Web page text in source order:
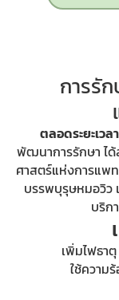
การรั
ตลอดระยะเวล
พัฒนาการรักษา ไ
ศาสตร์แห่งการแพ
บรรพบุรุษหมอวิว
บริก
เพิ่มไฟธา
ใช้ความ